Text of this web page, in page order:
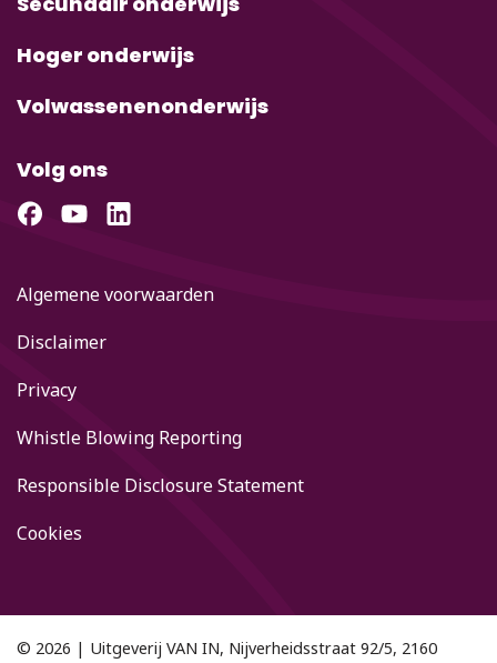
Hoger onderwijs
Volwassenenonderwijs
Volg ons
Algemene voorwaarden
Disclaimer
Privacy
Whistle Blowing Reporting
Responsible Disclosure Statement
Cookies
© 2026 | Uitgeverij VAN IN, Nijverheidsstraat 92/5, 2160